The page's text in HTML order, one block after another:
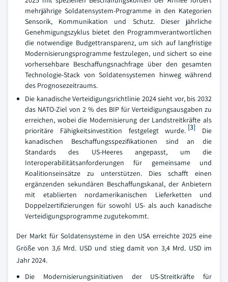
mehrjährige Soldatensystem-Programme in den Kategorien
Sensorik, Kommunikation und Schutz. Dieser jährliche
Genehmigungszyklus bietet den Programmverantwortlichen
die notwendige Budgettransparenz, um sich auf langfristige
Modernisierungsprogramme festzulegen, und sichert so eine
vorhersehbare Beschaffungsnachfrage über den gesamten
Technologie-Stack von Soldatensystemen hinweg während
des Prognosezeitraums.
Die kanadische Verteidigungsrichtlinie 2024 sieht vor, bis 2032
das NATO-Ziel von 2 % des BIP für Verteidigungsausgaben zu
erreichen, wobei die Modernisierung der Landstreitkräfte als
prioritäre Fähigkeitsinvestition festgelegt wurde. [3] Die
kanadischen Beschaffungsspezifikationen sind an die
Standards des US-Heeres angepasst, um die
Interoperabilitätsanforderungen für gemeinsame und
Koalitionseinsätze zu unterstützen. Dies schafft einen
ergänzenden sekundären Beschaffungskanal, der Anbietern
mit etablierten nordamerikanischen Lieferketten und
Doppelzertifizierungen für sowohl US- als auch kanadische
Verteidigungsprogramme zugutekommt.
Der Markt für Soldatensysteme in den USA erreichte 2025 eine
Größe von 3,6 Mrd. USD und stieg damit von 3,4 Mrd. USD im
Jahr 2024.
Die Modernisierungsinitiativen der US-Streitkräfte für